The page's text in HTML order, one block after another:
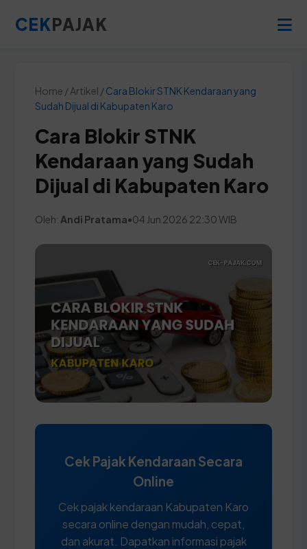
CEKPAJAK
Home / Artikel /Cara Blokir STNK Kendaraan yang
Sudah Dijual di Kabupaten Karo
Cara Blokir STNK
Kendaraan yang Sudah
Dijual di Kabupaten Karo
Oleh: Andi Pratama•04 Jun 2026 22:30 WIB
Cek Pajak Kendaraan Secara
Online
Cek pajak kendaraan Kabupaten Karo
secara online dengan mudah, cepat,
dan akurat. Dapatkan informasi pajak